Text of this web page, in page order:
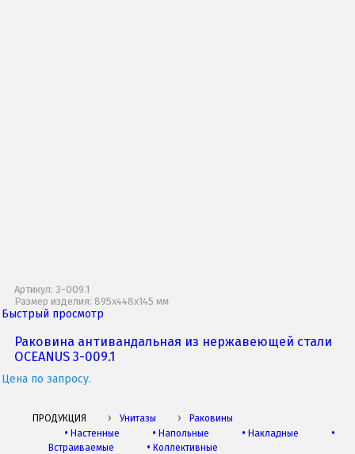
Артикул: 3-009.1
Размер изделия: 895x448x145 мм
Быстрый просмотр
Раковина антивандальная из нержавеющей стали
OCEANUS 3-009.1
Цена по запросу.
ПРОДУКЦИЯ Унитазы
Раковины
• Настенные • Напольные • Накладные
•
Встраиваемые
• Коллективные